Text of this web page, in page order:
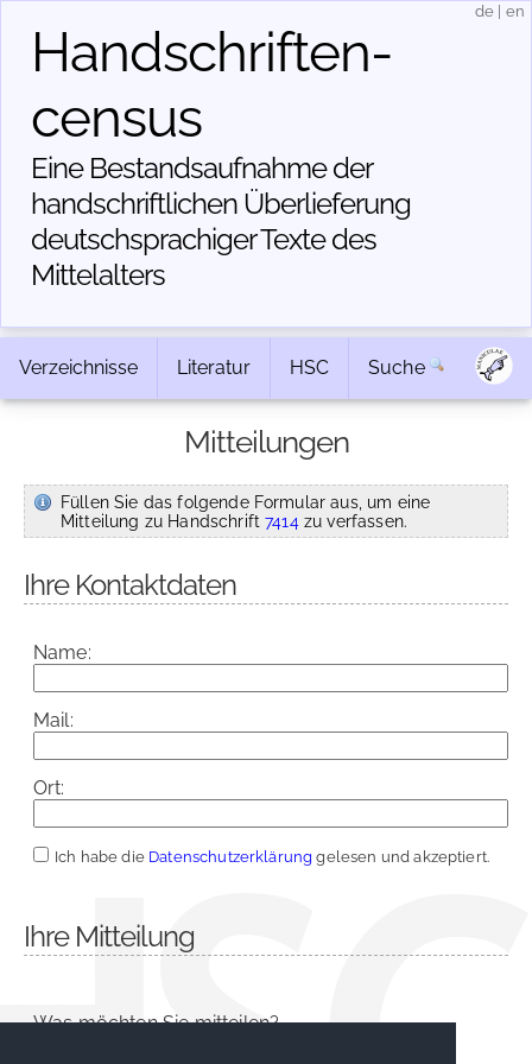
Handschriften­
census
Eine Bestandsaufnahme der
handschriftlichen Über­lieferung
deutschsprachiger Texte des
Mittelalters
de en
Verzeichnisse Literatur HSC Suche
Mitteilungen
Füllen Sie das folgende Formular aus, um eine
Mitteilung zu Handschrift7414zu verfassen.
Ihre Kontaktdaten
Name:
Mail:
Ort:
Ich habe die Datenschutzerklärung gelesen und akzeptiert.
Ihre Mitteilung
Was möchten Sie mitteilen?